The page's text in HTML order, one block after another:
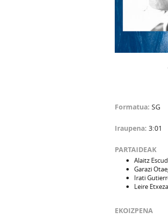
Formatua: SG
Iraupena: 3:01
PARTAIDEAK
Alaitz
Garazi
Irati
Leire
EKOIZPENA